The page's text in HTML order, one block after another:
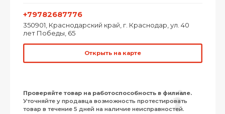
+79782687776
350901, Краснодарский край, г. Краснодар, ул. 40
лет Победы, 65
Открыть на карте
Проверяйте товар на работоспособность в филиале.
Уточняйте у продавца возможность протестировать
товар в течение 5 дней на наличие неисправностей.